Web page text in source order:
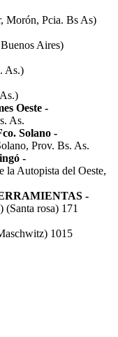
Morón, Pcia. Bs As)
Aires)
As.)
Oeste -
As.
Solano -
Prov. Bs. As.
-
la Autopista del Oeste,
-
rosa) 171
1015